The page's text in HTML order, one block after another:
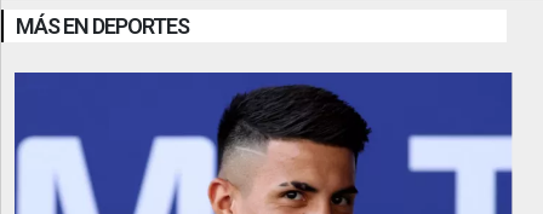
MÁS EN DEPORTES